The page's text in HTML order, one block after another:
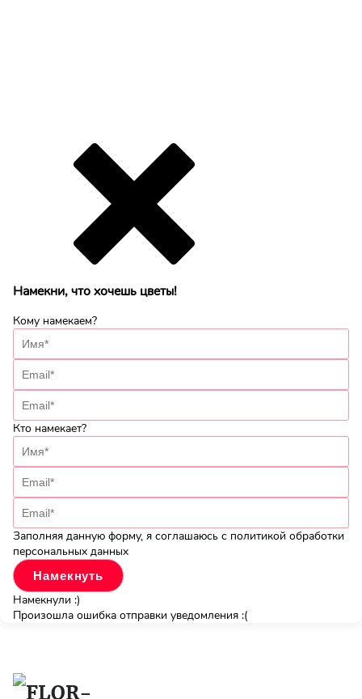
Намекни, что хочешь цветы!
Кому намекаем?
Кто намекает?
Заполняя данную форму, я соглашаюсь с политикой обработки
персональных данных
Намекнули :)
Произошла ошибка отправки уведомления :(